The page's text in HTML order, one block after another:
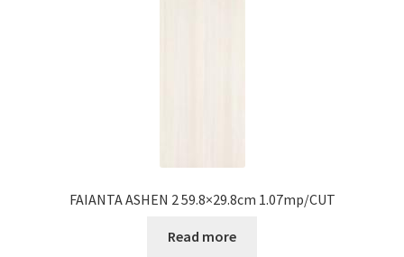
FAIANTA ASHEN 2 59.8×29.8cm 1.07mp/CUT
Read more